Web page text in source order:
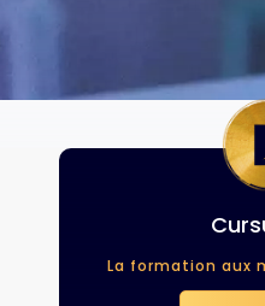
La formation aux